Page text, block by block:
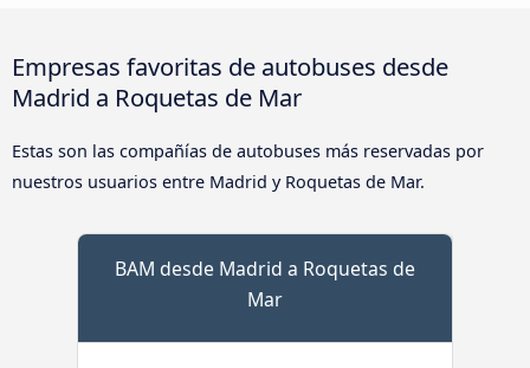
Empresas favoritas de autobuses desde
Madrid a Roquetas de Mar
Estas son las compañías de autobuses más reservadas por
nuestros usuarios entre Madrid y Roquetas de Mar.
BAM desde Madrid a Roquetas de
Mar